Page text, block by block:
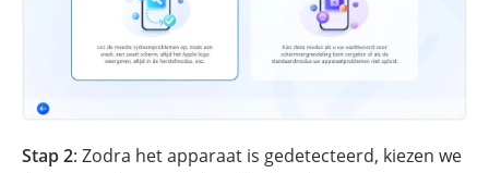
Stap 2: Zodra het apparaat is gedetecteerd, kiezen we